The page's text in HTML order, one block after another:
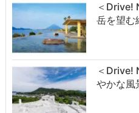
＜Drive!
岳を望む
＜Drive!
やかな風